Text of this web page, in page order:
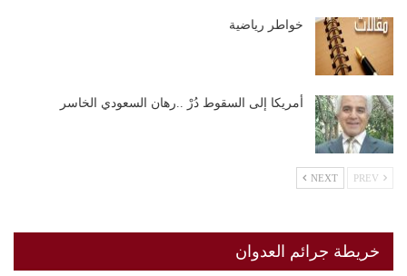
خواطر رياضية
أمريكا إلى السقوط دُرْ ..رهان السعودي الخاسر
NEXT
خريطة جرائم العدوان